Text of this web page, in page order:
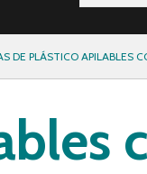
DE PLÁSTICO APILABLES